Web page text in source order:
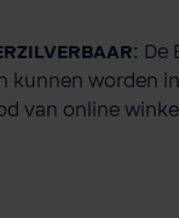
De
kunnen worden
van online